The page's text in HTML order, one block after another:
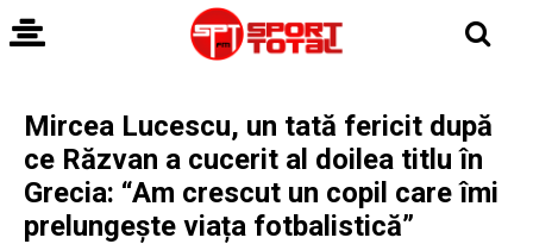
Mircea Lucescu, un tată fericit după
ce Răzvan a cucerit al doilea titlu în
Grecia: “Am crescut un copil care îmi
prelungește viața fotbalistică”